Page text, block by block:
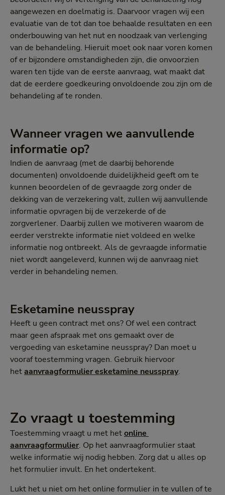
aangewezen en doelmatig is. Daarvoor vragen wij een
evaluatie van de tot dan toe behaalde resultaten en een
onderbouwing van het nut en noodzaak van verlenging
van de behandeling. Hieruit moet ook naar voren komen
of er bijzondere omstandigheden zijn, die onvoorzien
waren ten tijde van de eerste aanvraag, wat maakt dat
dat de eerdere goedkeuring onvoldoende zou zijn om de
behandeling af te ronden.
Wanneer vragen we aanvullende
informatie op?
Indien de aanvraag (met de daarbij behorende
documenten) onvoldoende duidelijkheid geeft om te
kunnen beoordelen of de gevraagde zorg onder de
dekking van de verzekering valt, zullen wij aanvullende
informatie opvragen bij de verzekerde of de
zorgverlener. Daarbij zullen we motiveren waarom de
eerder verstrekte informatie niet voldeed en welke
informatie nog ontbreekt. Als de gevraagde informatie
niet wordt aangeleverd, kunnen wij de aanvraag niet
verder in behandeling nemen.
Esketamine neusspray
Heeft u geen contract met ons? Of wel een contract
maar geen afspraak met ons gemaakt over de
vergoeding van esketamine neusspray? Dan moet u
vooraf toestemming vragen. Gebruik hiervoor
hetaanvraagformulier esketamine neusspray.
Zo vraagt u toestemming
Toestemming vraagt u met hetonline
aanvraagformulier. Op het aanvraagformulier staat
welke informatie wij nodig hebben. Zorg dat u alles op
het formulier invult. En het ondertekent.
Lukt het u niet om het online formulier in te vullen of te